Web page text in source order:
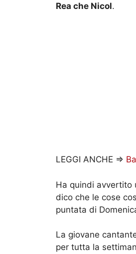
Rea che Nicol.
LEGGI ANCHE =>
Ha quindi avvertito
dico che le cose
puntata di
La giovane
per tutta la